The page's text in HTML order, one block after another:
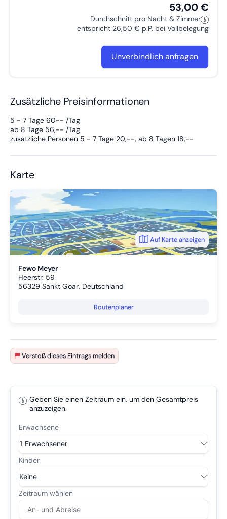
53,00 €
Durchschnitt pro Nacht & Zimmer
entspricht 26,50 € p.P. bei Vollbelegung
Unverbindlich anfragen
Zusätzliche Preisinformationen
5 - 7 Tage 60-- /Tag
ab 8 Tage 56,-- /Tag
zusätzliche Personen 5 - 7 Tage 20,--, ab 8 Tagen 18,--
Karte
Fewo Meyer
Heerstr. 59
56329 Sankt Goar, Deutschland
Routenplaner
Auf Karte anzeigen
Verstoß dieses Eintrags melden
Geben Sie einen Zeitraum ein, um den Gesamtpreis
anzuzeigen.